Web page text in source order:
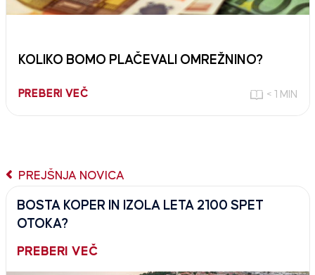
KOLIKO BOMO PLAČEVALI OMREŽNINO?
PREBERI VEČ < 1 MIN
PREJŠNJA NOVICA
BOSTA KOPER IN IZOLA LETA 2100 SPET
OTOKA?
PREBERI VEČ